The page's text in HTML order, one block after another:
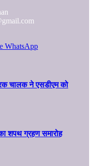
WhatsApp
चालक ने एसडीएम को
शपथ ग्रहण समारोह